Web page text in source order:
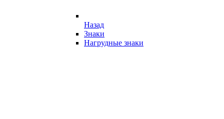
Назад
Знаки
Нагрудные знаки